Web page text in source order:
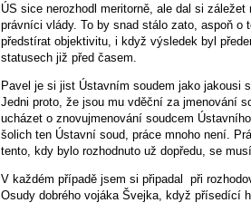
ÚS sice nerozhodl meritorně, ale dal si
právníci vlády. To by snad stálo zato, aspoň o
předstírat objektivitu, i když výsledek byl
statusech již před časem.
Pavel je si jist Ústavním soudem jako jakousi
Jedni proto, že jsou mu vděční za jmenování
ucházet o znovujmenování soudcem
šolich ten Ústavní soud, práce mnoho není.
tento, kdy bylo rozhodnuto už dopředu, se
V každém případě jsem si připadal při
Osudy dobrého vojáka Švejka, když přísedící